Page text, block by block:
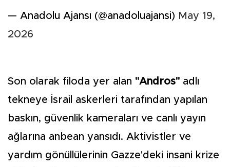
— Anadolu Ajansı (@anadoluajansi) May 19,
2026
Son olarak filoda yer alan "Andros" adlı
tekneye İsrail askerleri tarafından yapılan
baskın, güvenlik kameraları ve canlı yayın
ağlarına anbean yansıdı. Aktivistler ve
yardım gönüllülerinin Gazze'deki insani krize